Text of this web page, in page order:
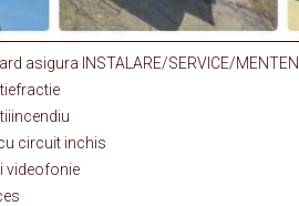
asigura INSTALARE/SERVICE/
circuit inchis
videofonie